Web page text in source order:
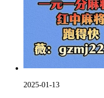
2025-01-13